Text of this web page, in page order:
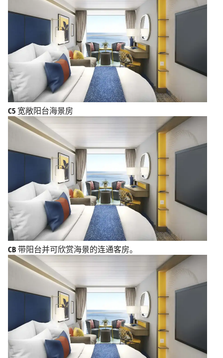
C5 宽敞阳台海景房
CB 带阳台并可欣赏海景的连通客房。